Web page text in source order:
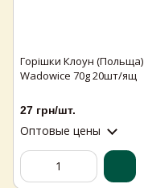
Горішки Клоун (Польща)
Wadowice 70g 20шт/ящ
27 грн/шт.
Оптовые цены